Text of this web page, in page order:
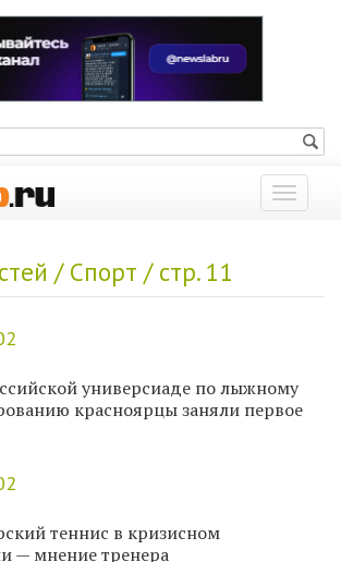
Показать
меню
/ Спорт / стр. 11
универсиаде по лыжному
красноярцы заняли первое
теннис в кризисном
— мнение тренера